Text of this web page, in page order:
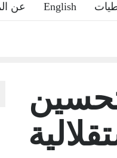
English عن
تحسين